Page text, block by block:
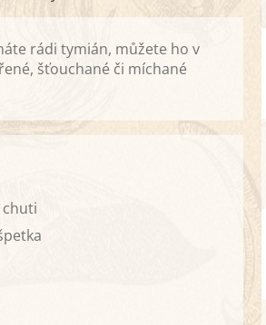
rádi tymián, můžete ho v
šťouchané či míchané